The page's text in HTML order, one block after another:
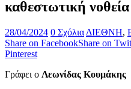
καθεστωτική
28/04/2024 0 Σχόλια ΔΙΕΘΝΗ,
Share on FacebookShare on
Pinterest
Γράφει ο Λεωνίδας Κουμάκης